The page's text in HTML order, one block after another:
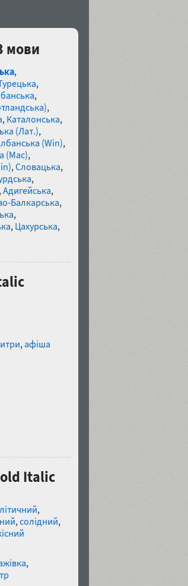
мови
,
,
,
,
, Каталонська,
(Лат.),
(Win),
(Mac),
, Словацька,
,
, Адигейська,
Балкарська,
,
, Цахурська,
, афіша
Italic
,
, солідний,
,